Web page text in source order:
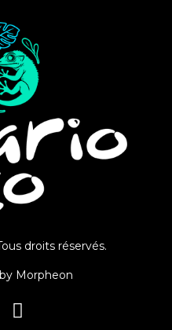
droits réservés.
Morpheon